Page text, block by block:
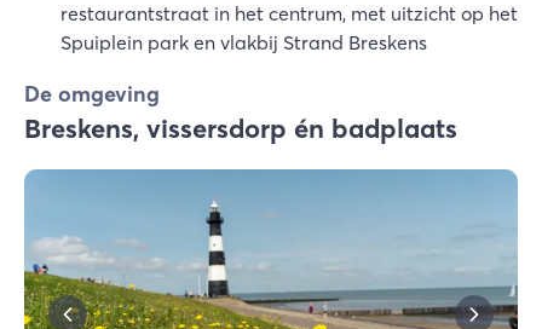
restaurantstraat in het centrum, met uitzicht op het
Spuiplein park en vlakbij Strand Breskens
De omgeving
Breskens, vissersdorp én badplaats